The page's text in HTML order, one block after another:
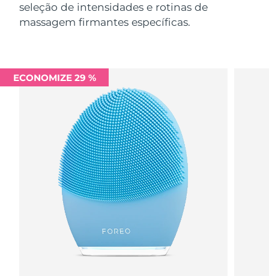
seleção de intensidades e rotinas de
massagem firmantes específicas.
ECONOMIZE 29 %